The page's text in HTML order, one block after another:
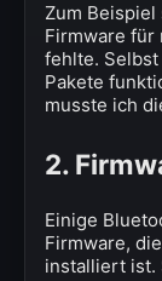
Zum
Firmware
fehlte.
Pakete
musste ich
2.
Einige
Firmware,
installiert ist.